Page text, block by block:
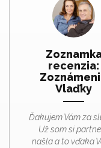
recenzia:
Vlaďky
Ďakujem Vám za
Už som si
našla a to vďaka